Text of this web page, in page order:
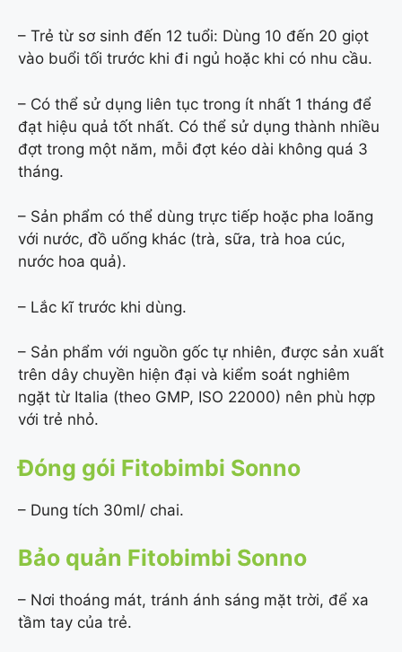
– Trẻ từ sơ sinh đến 12 tuổi: Dùng 10 đến 20 giọt
vào buổi tối trước khi đi ngủ hoặc khi có nhu cầu.
– Có thể sử dụng liên tục trong ít nhất 1 tháng để
đạt hiệu quả tốt nhất. Có thể sử dụng thành nhiều
đợt trong một năm, mỗi đợt kéo dài không quá 3
tháng.
– Sản phẩm có thể dùng trực tiếp hoặc pha loãng
với nước, đồ uống khác (trà, sữa, trà hoa cúc,
nước hoa quả).
– Lắc kĩ trước khi dùng.
– Sản phẩm với nguồn gốc tự nhiên, được sản xuất
trên dây chuyền hiện đại và kiểm soát nghiêm
ngặt từ Italia (theo GMP, ISO 22000) nên phù hợp
với trẻ nhỏ.
Đóng gói Fitobimbi Sonno
– Dung tích 30ml/ chai.
Bảo quản Fitobimbi Sonno
– Nơi thoáng mát, tránh ánh sáng mặt trời, để xa
tầm tay của trẻ.